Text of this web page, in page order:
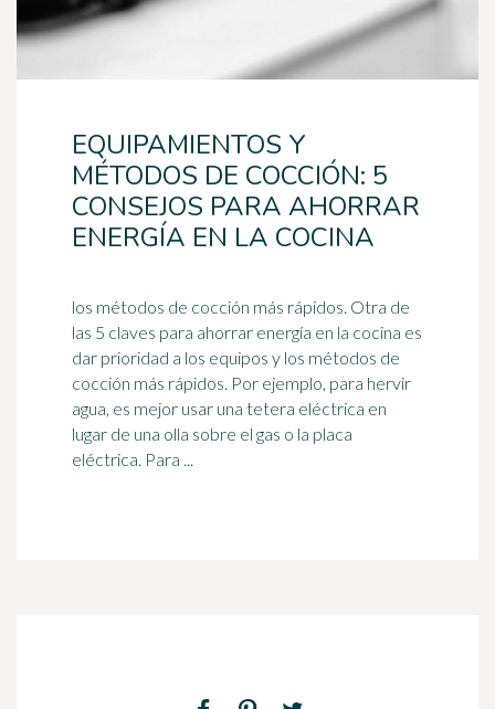
EQUIPAMIENTOS Y
MÉTODOS DE COCCIÓN: 5
CONSEJOS PARA AHORRAR
ENERGÍA EN LA COCINA
los métodos de cocción más rápidos. Otra de
las 5 claves para ahorrar energía en la cocina es
dar prioridad a los equipos y los métodos de
cocción más rápidos. Por ejemplo, para hervir
agua, es mejor usar una tetera eléctrica en
lugar de una olla sobre el gas o la placa
eléctrica. Para ...